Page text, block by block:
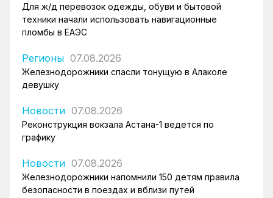
Для ж/д перевозок одежды, обуви и бытовой
техники начали использовать навигационные
пломбы в ЕАЭС
Регионы 07.08.2026
Железнодорожники спасли тонущую в Алаколе
девушку
Новости 07.08.2026
Реконструкция вокзала Астана-1 ведется по
графику
Новости 07.08.2026
Железнодорожники напомнили 150 детям правила
безопасности в поездах и вблизи путей